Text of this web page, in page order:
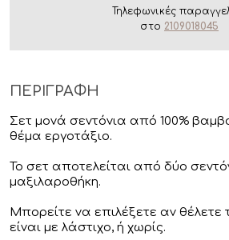
Τηλεφωνικές
στο 2109018045
ΠΕΡΙΓΡΑΦΗ
Σετ μονά σεντόνια από 100%
θέμα εργοτάξιο.
Το σετ αποτελείται από δύο
μαξιλαροθήκη.
Μπορείτε να επιλέξετε αν θέλετε
είναι με λάστιχο, ή χωρίς.